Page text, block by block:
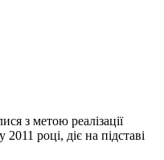
з метою реалізації
році, діє на підставі